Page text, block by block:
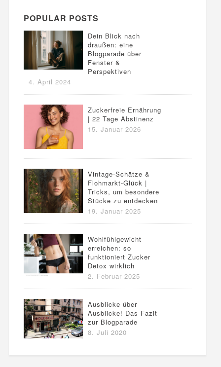
POPULAR POSTS
Dein Blick nach
draußen: eine
Blogparade über
Fenster &
Perspektiven
4. April 2024
Zuckerfreie Ernährung
| 22 Tage Abstinenz
15. Januar 2026
Vintage-Schätze &
Flohmarkt-Glück |
Tricks, um besondere
Stücke zu entdecken
19. Januar 2025
Wohlfühlgewicht
erreichen: so
funktioniert Zucker
Detox wirklich
2. Februar 2025
Ausblicke über
Ausblicke! Das Fazit
zur Blogparade
8. Juli 2020